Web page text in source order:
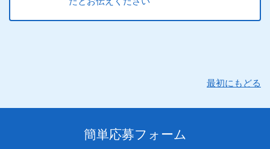
最初にもどる
簡単応募フォーム